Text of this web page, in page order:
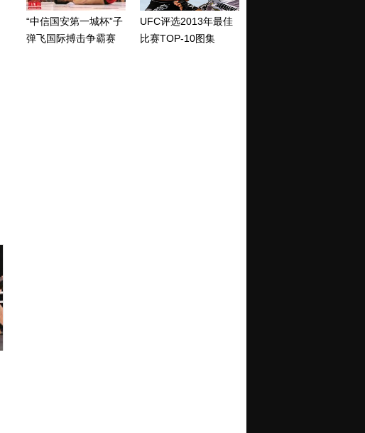
“中信国安第一城杯”子
弹飞国际搏击争霸赛
UFC评选2013年最佳
比赛TOP-10图集